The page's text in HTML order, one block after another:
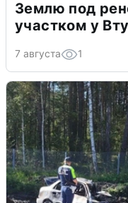
Землю под
участком у
7 августа 1